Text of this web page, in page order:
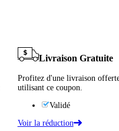
Livraison Gratuite
Profitez d'une livraison offerte
utilisant ce coupon.
Validé
Voir la réduction